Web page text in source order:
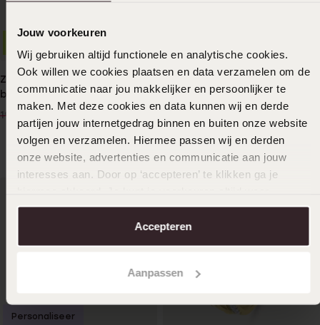
Jouw voorkeuren
Wij gebruiken altijd functionele en analytische cookies.
Ook willen we cookies plaatsen en data verzamelen om de
communicatie naar jou makkelijker en persoonlijker te
maken. Met deze cookies en data kunnen wij en derde
partijen jouw internetgedrag binnen en buiten onze website
volgen en verzamelen. Hiermee passen wij en derden
onze website, advertenties en communicatie aan jouw
interesses aan. Door op ‘accepteren’ te klikken ga je
aanpassen. Lees er meer over in onscookiebeleid.
Accepteren
Aanpassen
Zilveren kinderoorbellen
ballerina emaille
19.99 1000
Zilveren ketting
zoetwaterparels
3999
Personaliseer